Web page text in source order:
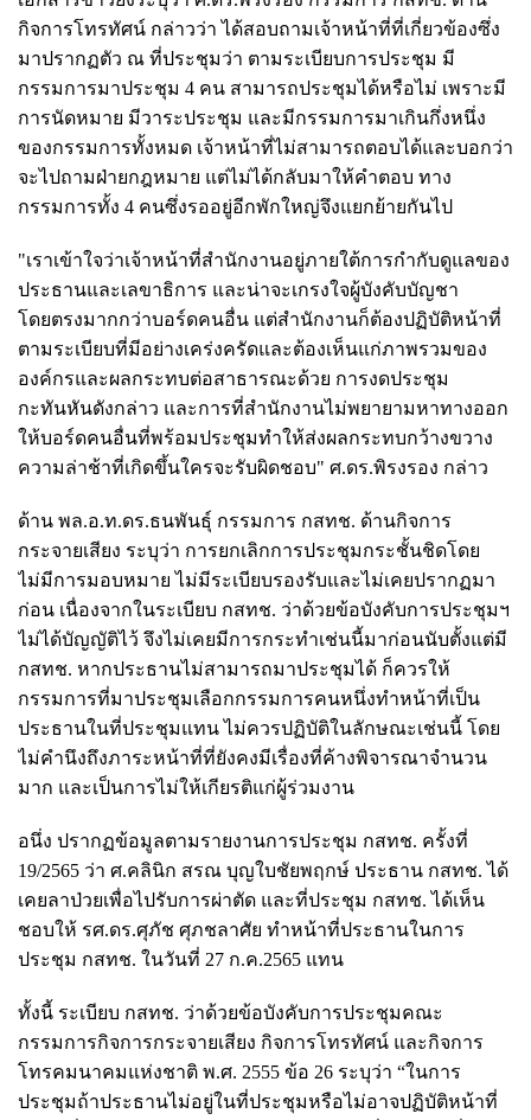
กิจการโทรทัศน์ กล่าวว่า ได้สอบถามเจ้าหน้าที่ที่เกี่ยวข้องซึ่ง
มาปรากฏตัว ณ ที่ประชุมว่า ตามระเบียบการประชุม มี
กรรมการมาประชุม 4 คน สามารถประชุมได้หรือไม่ เพราะมี
การนัดหมาย มีวาระประชุม และมีกรรมการมาเกินกึ่งหนึ่ง
ของกรรมการทั้งหมด เจ้าหน้าที่ไม่สามารถตอบได้และบอกว่า
จะไปถามฝ่ายกฎหมาย แต่ไม่ได้กลับมาให้คำตอบ ทาง
กรรมการทั้ง 4 คนซึ่งรออยู่อีกพักใหญ่จึงแยกย้ายกันไป
"เราเข้าใจว่าเจ้าหน้าที่สำนักงานอยู่ภายใต้การกำกับดูแลของ
ประธานและเลขาธิการ และน่าจะเกรงใจผู้บังคับบัญชา
โดยตรงมากกว่าบอร์ดคนอื่น แต่สำนักงานก็ต้องปฏิบัติหน้าที่
ตามระเบียบที่มีอย่างเคร่งครัดและต้องเห็นแก่ภาพรวมของ
องค์กรและผลกระทบต่อสาธารณะด้วย การงดประชุม
กะทันหันดังกล่าว และการที่สำนักงานไม่พยายามหาทางออก
ให้บอร์ดคนอื่นที่พร้อมประชุมทำให้ส่งผลกระทบกว้างขวาง
ความล่าช้าที่เกิดขึ้นใครจะรับผิดชอบ" ศ.ดร.พิรงรอง กล่าว
ด้าน พล.อ.ท.ดร.ธนพันธุ์ กรรมการ กสทช. ด้านกิจการ
กระจายเสียง ระบุว่า การยกเลิกการประชุมกระชั้นชิดโดย
ไม่มีการมอบหมาย ไม่มีระเบียบรองรับและไม่เคยปรากฏมา
ก่อน เนื่องจากในระเบียบ กสทช. ว่าด้วยข้อบังคับการประชุมฯ
ไม่ได้บัญญัติไว้ จึงไม่เคยมีการกระทำเช่นนี้มาก่อนนับตั้งแต่มี
กสทช. หากประธานไม่สามารถมาประชุมได้ ก็ควรให้
กรรมการที่มาประชุมเลือกกรรมการคนหนึ่งทำหน้าที่เป็น
ประธานในที่ประชุมแทน ไม่ควรปฏิบัติในลักษณะเช่นนี้ โดย
ไม่คำนึงถึงภาระหน้าที่ที่ยังคงมีเรื่องที่ค้างพิจารณาจำนวน
มาก และเป็นการไม่ให้เกียรติแก่ผู้ร่วมงาน
อนึ่ง ปรากฏข้อมูลตามรายงานการประชุม กสทช. ครั้งที่
19/2565 ว่า ศ.คลินิก สรณ บุญใบชัยพฤกษ์ ประธาน กสทช. ได้
เคยลาป่วยเพื่อไปรับการผ่าตัด และที่ประชุม กสทช. ได้เห็น
ชอบให้ รศ.ดร.ศุภัช ศุภชลาศัย ทำหน้าที่ประธานในการ
ประชุม กสทช. ในวันที่ 27 ก.ค.2565 แทน
ทั้งนี้ ระเบียบ กสทช. ว่าด้วยข้อบังคับการประชุมคณะ
กรรมการกิจการกระจายเสียง กิจการโทรทัศน์ และกิจการ
โทรคมนาคมแห่งชาติ พ.ศ. 2555 ข้อ 26 ระบุว่า “ในการ
ประชุมถ้าประธานไม่อยู่ในที่ประชุมหรือไม่อาจปฏิบัติหน้าที่